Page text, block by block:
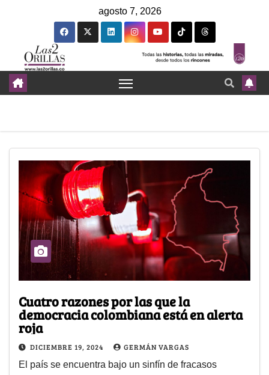
agosto 7, 2026
Cuatro razones por las que la
democracia colombiana está en alerta
roja
DICIEMBRE 19, 2024 GERMÁN VARGAS
El país se encuentra bajo un sinfín de fracasos